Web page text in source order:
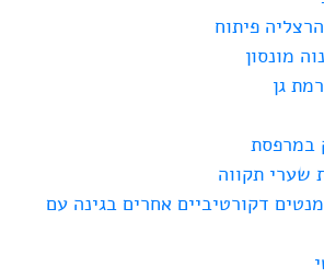
פיתוח
מונסון
גן
במרפסת
שערי תקווה
דקורטיביים אחרים בגינה עם